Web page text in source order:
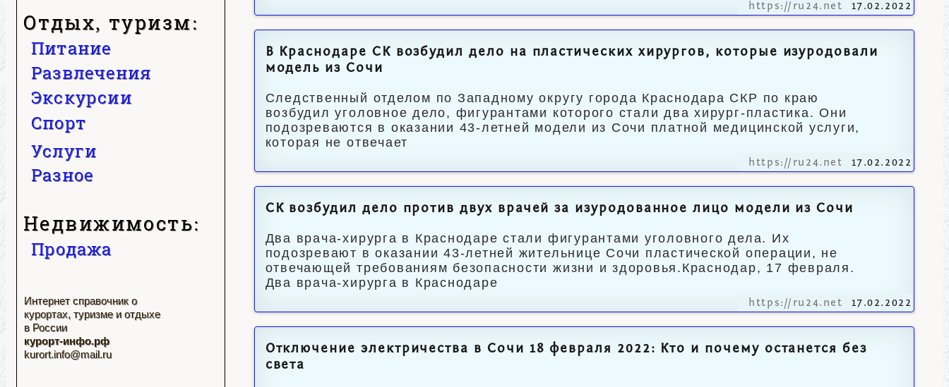
Отдых, туризм:
Питание
Развлечения
Экскурсии
Спорт
Услуги
Разное
Недвижимость:
Продажа
Интернет справочник о
курортах, туризме и отдыхе
в России
курорт-инфо.рф
kurort.info@mail.ru
https://ru24.net 17.02.2022
В Краснодаре СК возбудил дело на пластических хирургов, которые изуродовали
модель из Сочи
Следственный отделом по Западному округу города Краснодара СКР по краю
возбудил уголовное дело, фигурантами которого стали два хирург-пластика. Они
подозреваются в оказании 43-летней модели из Сочи платной медицинской услуги,
которая не отвечает
https://ru24.net 17.02.2022
СК возбудил дело против двух врачей за изуродованное лицо модели из Сочи
Два врача-хирурга в Краснодаре стали фигурантами уголовного дела. Их
подозревают в оказании 43-летней жительнице Сочи пластической операции, не
отвечающей требованиям безопасности жизни и здоровья.Краснодар, 17 февраля.
Два врача-хирурга в Краснодаре
https://ru24.net 17.02.2022
Отключение электричества в Сочи 18 февраля 2022: Кто и почему останется без
света